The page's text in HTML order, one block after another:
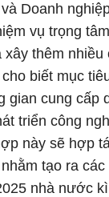
Doanh
vụ trọng
thêm
biết mục
gian cung cấp
triển công
này sẽ hợp
tạo ra
nhà nước